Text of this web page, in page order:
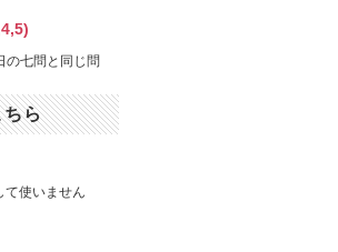
の七問と同じ問
ちら
使いません